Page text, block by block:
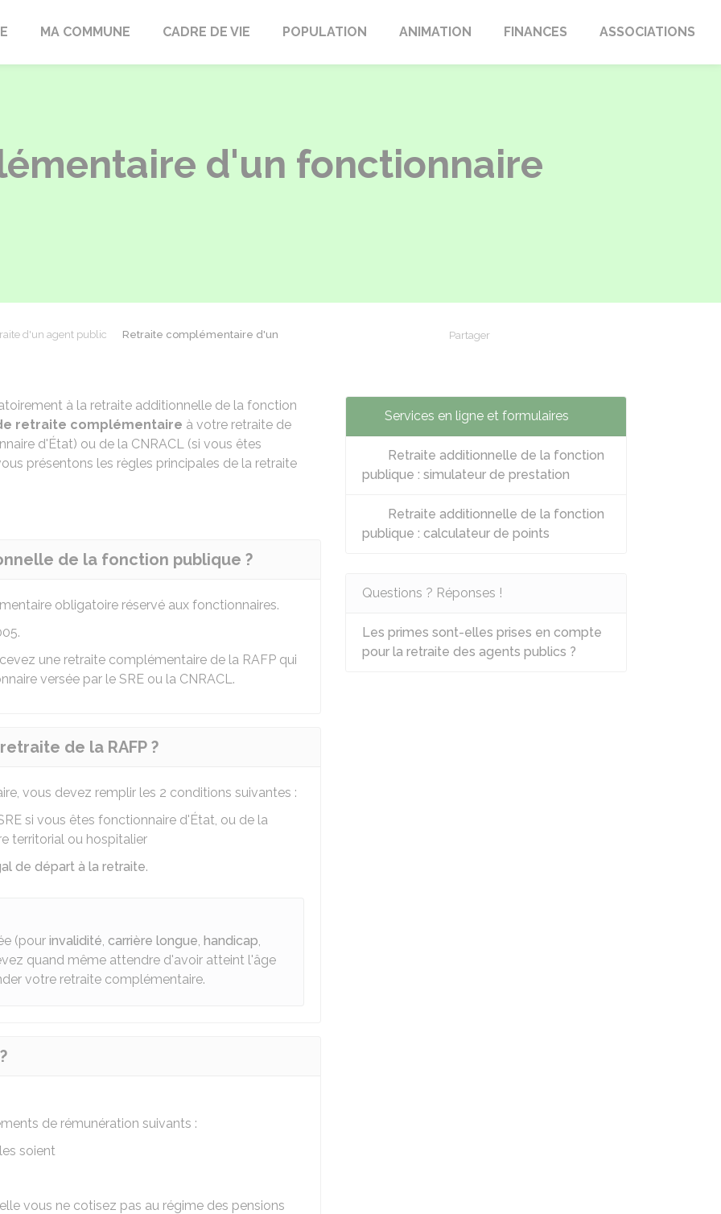
MA COMMUNE CADRE DE VIE POPULATION ANIMATION FINANCES ASSOCIATIONS
d'un fonctionnaire
d'un agent public
Retraite complémentaire d'un
Partager
à la retraite additionnelle de la fonction
retraite complémentaire à votre retraite de
d'État) ou de la CNRACL (si vous êtes
présentons les règles principales de la retraite
de la fonction publique ?
obligatoire réservé aux fonctionnaires.
une retraite complémentaire de la RAFP qui
versée par le SRE ou la CNRACL.
de la RAFP ?
vous devez remplir les 2 conditions suivantes :
si vous êtes fonctionnaire d'État, ou de la
territorial ou hospitalier
de départ à la retraite.
(pour invalidité, carrière longue, handicap,
quand même attendre d'avoir atteint l'âge
votre retraite complémentaire.
de rémunération suivants :
soient
vous ne cotisez pas au régime des pensions
Services en ligne et formulaires
Retraite additionnelle de la fonction
publique : simulateur de prestation
Retraite additionnelle de la fonction
publique : calculateur de points
Questions ? Réponses !
Les primes sont-elles prises en compte
pour la retraite des agents publics ?